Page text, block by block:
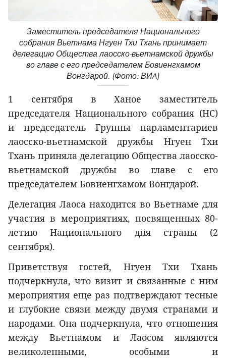
Заместитель председателя Национального
собрания Вьетнама Нгуен Тхи Тхань принимает
делегацию Общества лаосско-вьетнамской дружбы
во главе с его председателем Бовиенгхамом
Вонгдарой. (Фото: ВИA)
1 сентября в Ханое заместитель
председателя Национального собрания (НС)
и председатель Группы парламентариев
лаосско-вьетнамской дружбы Нгуен Тхи
Тхань приняла делегацию Общества лаосско-
вьетнамской дружбы во главе с его
председателем Бовиенгхамом Вонгдарой.
Делегация Лаоса находится во Вьетнаме для
участия в мероприятиях, посвященных 80-
летию Национального дня страны (2
сентября).
Приветствуя гостей, Нгуен Тхи Тхань
подчеркнула, что визит и связанные с ним
мероприятия еще раз подтверждают тесные
и глубокие связи между двумя странами и
народами. Она подчеркнула, что отношения
между Вьетнамом и Лаосом являются
великолепными, особыми и